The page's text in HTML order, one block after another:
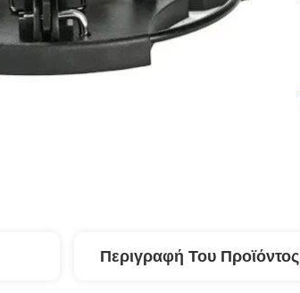
Περιγραφή Του Προϊόντος